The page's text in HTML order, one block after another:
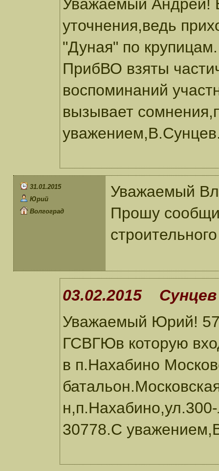
Уважаемый Андрей!
уточнения,ведь
"Дуная" по
ПрибВО взяты
воспоминаний
вызывает
31.01.2015
Юрий
Волгоград
Уважаемый
Прошу
03.02.2015
Уважаемый Юрий! 57
ГСВГЮв которую
в п.Нахабино
30778.С